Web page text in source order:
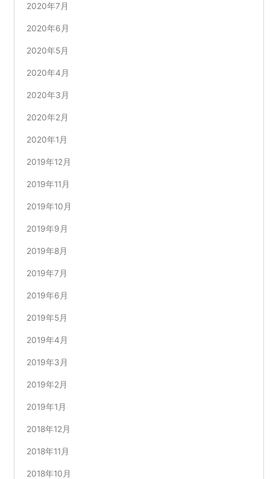
2020年7月
2020年6月
2020年5月
2020年4月
2020年3月
2020年2月
2020年1月
2019年12月
2019年11月
2019年10月
2019年9月
2019年8月
2019年7月
2019年6月
2019年5月
2019年4月
2019年3月
2019年2月
2019年1月
2018年12月
2018年11月
2018年10月